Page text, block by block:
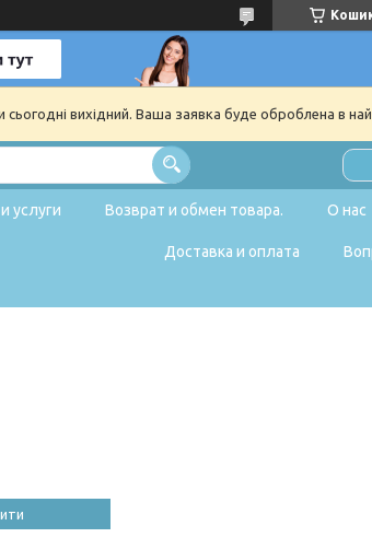
вихідний. Ваша заявка буде оброблена в
услуги Возврат и обмен товара. О нас
Доставка и оплата